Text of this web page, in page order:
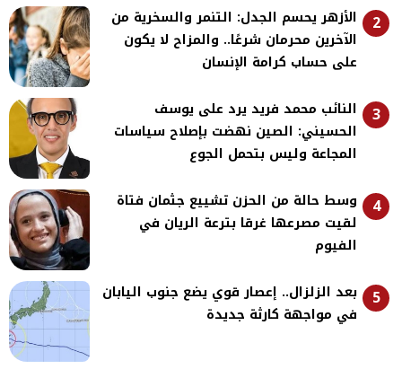
2
الأزهر يحسم الجدل: التنمر والسخرية من
الآخرين محرمان شرعًا.. والمزاح لا يكون
على حساب كرامة الإنسان
3
النائب محمد فريد يرد على يوسف
الحسيني: الصين نهضت بإصلاح سياسات
المجاعة وليس بتحمل الجوع
4
وسط حالة من الحزن تشييع جثمان فتاة
لقيت مصرعها غرقا بترعة الريان في
الفيوم
5
بعد الزلزال.. إعصار قوي يضع جنوب اليابان
في مواجهة كارثة جديدة